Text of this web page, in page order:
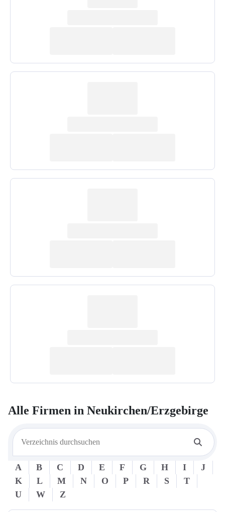
Alle Firmen in Neukirchen/Erzgebirge
A B C D E F G H I
J
K
L M N O P R S
T
U
W Z